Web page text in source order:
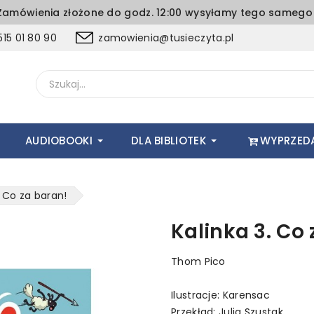
złożone do godz. 12:00 wysyłamy tego
01 80 90
zamowienia@tusieczyta.pl
AUDIOBOOKI DLA BIBLIOTEK
Co za baran!
Kalinka 3.
Thom Pico
Ilustracje: Karensac